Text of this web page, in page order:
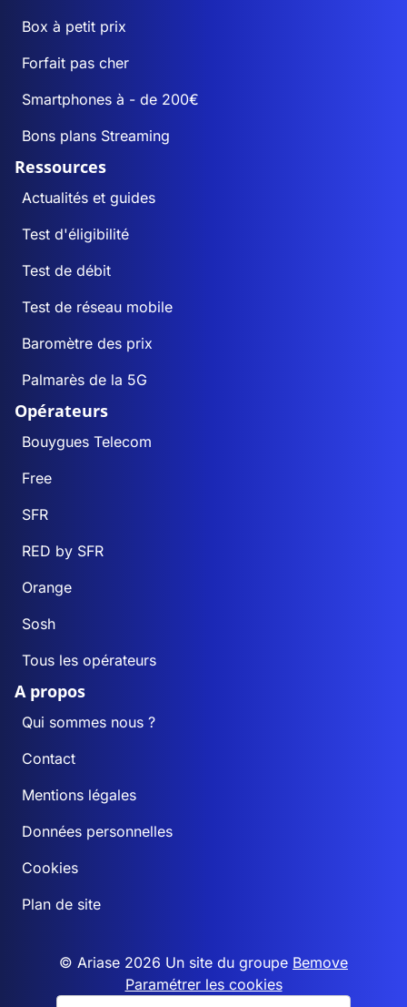
Box à petit prix
Forfait pas cher
Smartphones à - de 200€
Bons plans Streaming
Ressources
Actualités et guides
Test d'éligibilité
Test de débit
Test de réseau mobile
Baromètre des prix
Palmarès de la 5G
Opérateurs
Bouygues Telecom
Free
SFR
RED by SFR
Orange
Sosh
Tous les opérateurs
A propos
Qui sommes nous ?
Contact
Mentions légales
Données personnelles
Cookies
Plan de site
© Ariase 2026 Un site du groupe Bemove
Paramétrer les cookies